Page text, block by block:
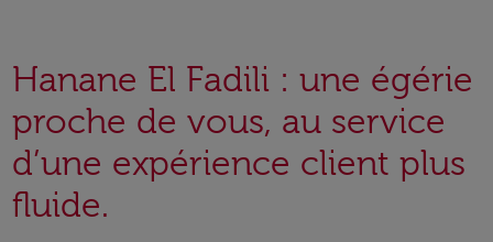
Hanane El Fadili : une égérie
proche de vous, au service
d’une expérience client plus
fluide.